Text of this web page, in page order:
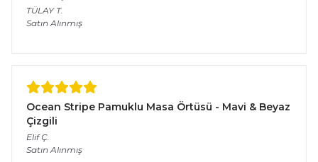
TÜLAY T.
Satın Alınmış
Ocean Stripe Pamuklu Masa Örtüsü - Mavi & Beyaz
Çizgili
Elif Ç.
Satın Alınmış